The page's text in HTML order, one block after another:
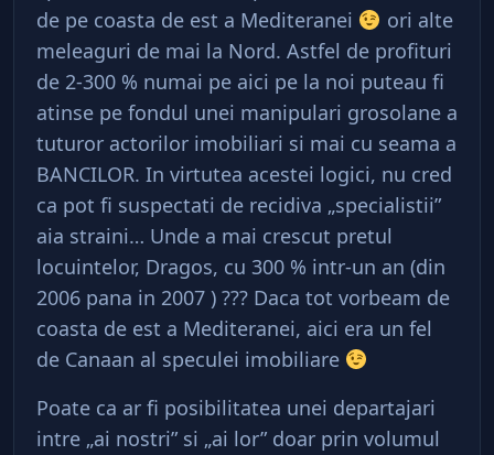
de pe coasta de est a Mediteranei
ori alte
meleaguri de mai la Nord. Astfel de profituri
de 2-300 % numai pe aici pe la noi puteau fi
atinse pe fondul unei manipulari grosolane a
tuturor actorilor imobiliari si mai cu seama a
BANCILOR. In virtutea acestei logici, nu cred
ca pot fi suspectati de recidiva „specialistii”
aia straini… Unde a mai crescut pretul
locuintelor, Dragos, cu 300 % intr-un an (din
2006 pana in 2007 ) ??? Daca tot vorbeam de
coasta de est a Mediteranei, aici era un fel
de Canaan al speculei imobiliare
Poate ca ar fi posibilitatea unei departajari
intre „ai nostri” si „ai lor” doar prin volumul